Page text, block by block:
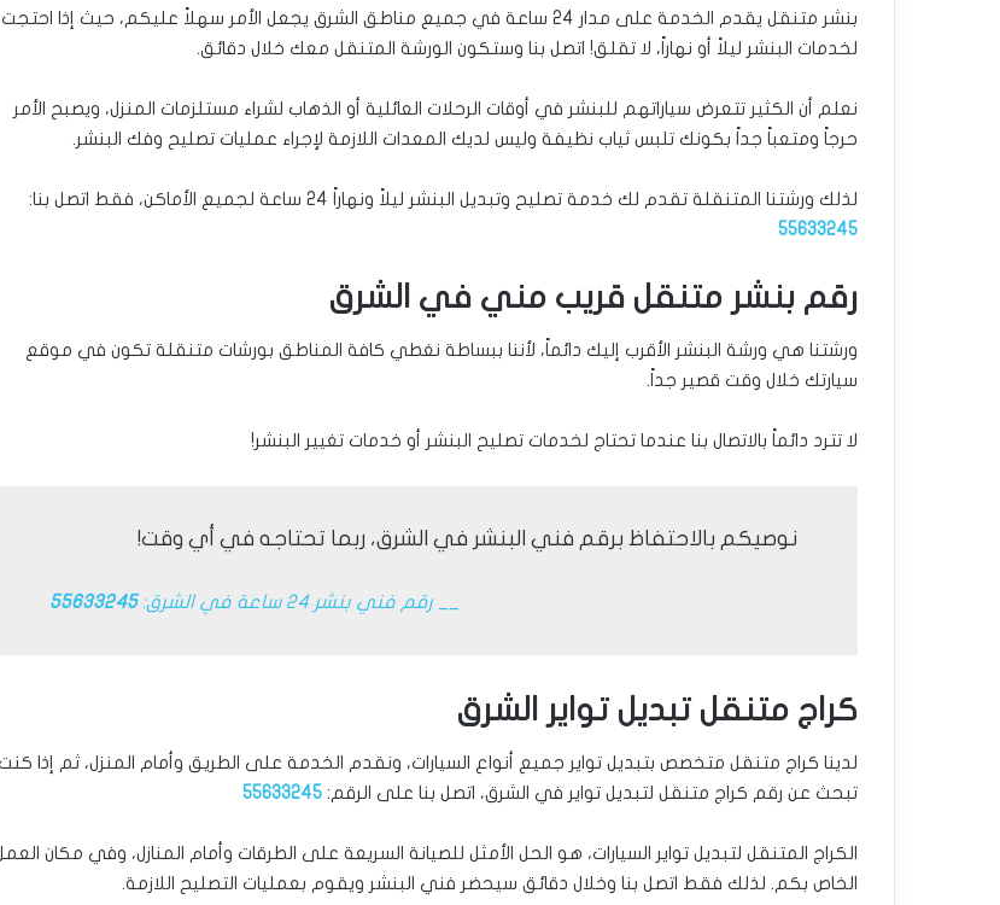
بنشر متنقل يقدم الخدمة على مدار 24 ساعة في جميع مناطق الشرق يجعل الأمر سهلاً عليكم، حيث إذا احتجت
لخدمات البنشر ليلاً أو نهاراً، لا تقلق! اتصل بنا وستكون الورشة المتنقل معك خلال دقائق.
نعلم أن الكثير تتعرض سياراتهم للبنشر في أوقات الرحلات العائلية أو الذهاب لشراء مستلزمات المنزل، ويصبح الأمر
حرجاً ومتعباً جداً بكونك تلبس ثياب نظيفة وليس لديك المعدات اللازمة لإجراء عمليات تصليح وفك البنشر.
لذلك ورشتنا المتنقلة تقدم لك خدمة تصليح وتبديل البنشر ليلاً ونهاراً 24 ساعة لجميع الأماكن، فقط اتصل بنا:
55633245
رقم بنشر متنقل قريب مني في الشرق
ورشتنا هي ورشة البنشر الأقرب إليك دائماً، لأننا ببساطة نغطي كافة المناطق بورشات متنقلة تكون في موقع
سيارتك خلال وقت قصير جداً.
لا تترد دائماً بالاتصال بنا عندما تحتاج لخدمات تصليح البنشر أو خدمات تغيير البنشر!
نوصيكم بالاحتفاظ برقم فني البنشر في الشرق، ربما تحتاجه في أي وقت!
__ رقم فني بنشر 24 ساعة في الشرق: 55633245
كراج متنقل تبديل تواير الشرق
لدينا كراج متنقل متخصص بتبديل تواير جميع أنواع السيارات، ونقدم الخدمة على الطريق وأمام المنزل، ثم إذا كنت
تبحث عن رقم كراج متنقل لتبديل تواير في الشرق، اتصل بنا على الرقم: 55633245
الكراج المتنقل لتبديل تواير السيارات، هو الحل الأمثل للصيانة السريعة على الطرقات وأمام المنازل، وفي مكان
الخاص بكم. لذلك فقط اتصل بنا وخلال دقائق سيحضر فني البنشر ويقوم بعمليات التصليح اللازمة.